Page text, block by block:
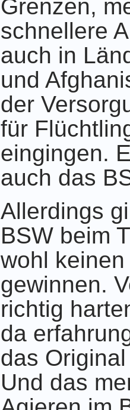
Grenzen,
schnellere
auch in
und
der
für
eingingen.
auch das
Allerdings
BSW beim
wohl
gewinnen.
richtig
da
das
Und das